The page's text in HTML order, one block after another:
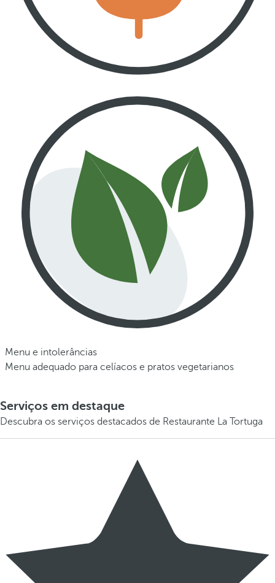
Menu e intolerâncias
Menu adequado para celíacos e pratos vegetarianos
Serviços em destaque
Descubra os serviços destacados de Restaurante La Tortuga